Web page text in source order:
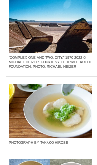
“COMPLEX ONE AND TWO, CITY,” 1970-2022 ©
MICHAEL HEIZER. COURTESY OF TRIPLE AUGHT
FOUNDATION. PHOTO: MICHAEL HEIZER
PHOTOGRAPH BY TAKAKO HIROSE